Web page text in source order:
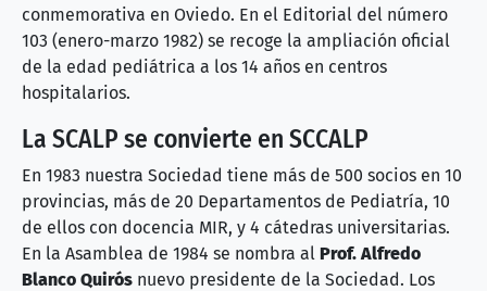
conmemorativa en Oviedo. En el Editorial del número
103 (enero-marzo 1982) se recoge la ampliación oficial
de la edad pediátrica a los 14 años en centros
hospitalarios.
La SCALP se convierte en SCCALP
En 1983 nuestra Sociedad tiene más de 500 socios en 10
provincias, más de 20 Departamentos de Pediatría, 10
de ellos con docencia MIR, y 4 cátedras universitarias.
En la Asamblea de 1984 se nombra al Prof. Alfredo
Blanco Quirós nuevo presidente de la Sociedad. Los